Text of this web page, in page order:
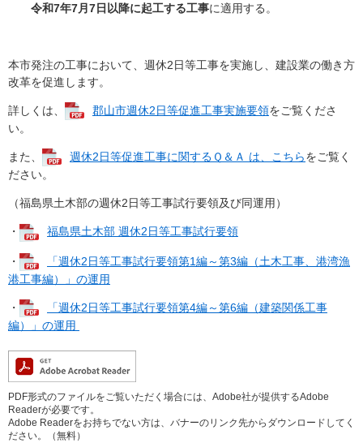
令和7年7月7日以降に起工する工事に適用する。
本市発注の工事において、週休2日等工事を実施し、建設業の働き方
改革を促進します。
詳しくは、 郡山市週休2日等促進工事実施要領​をご覧くださ
い。
また、 週休2日等促進工事に関するＱ＆Ａ は、こちらをご覧く
ださい。
（福島県土木部の週休2日等工事試行要領及び同運用）
・ 福島県土木部 週休2日等工事試行要領
・
「週休2日等工事試行要領第1編～第3編（土木工事、港湾漁
港工事編）」の運用
・
「週休2日等工事試行要領第4編～第6編（建築関係工事
編）」の運用
PDF形式のファイルをご覧いただく場合には、Adobe社が提供するAdobe
Readerが必要です。
Adobe Readerをお持ちでない方は、バナーのリンク先からダウンロードしてく
ださい。（無料）